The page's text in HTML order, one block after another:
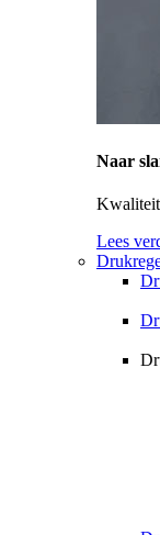
Naar
Kwaliteit
Lees